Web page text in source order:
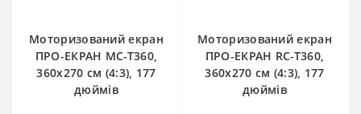
Моторизований екран
ПРО-ЕКРАН MC-T360,
360х270 см (4:3), 177
дюймів
Моторизований екран
ПРО-ЕКРАН RC-T360,
360х270 см (4:3), 177
дюймів